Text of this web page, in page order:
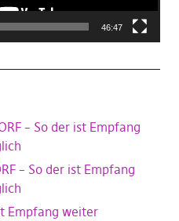
46:47
– So der ist Empfang
– So der ist Empfang
Empfang weiter